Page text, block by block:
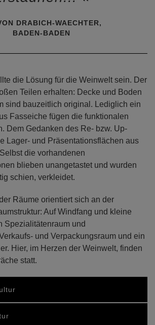
DRABICH-WAECHTER,
BADEN-BADEN
die Lösung für die Weinwelt sein. Der
Teilen erhalten: Decke und Boden
sind bauzeitlich original. Lediglich ein
Fasseiche fügen die funktionalen
Dem Gedanken des Re- bzw. Up-
Lager- und Präsentationsflächen aus
die vorhandenen
blieben unangetastet und wurden
schien, verkleidet.
Räume orientiert sich an der
Auf Windfang und kleine
Spezialitätenraum und
und Verpackungsraum und ein
Hier, im Herzen der Weinwelt, finden
statt.